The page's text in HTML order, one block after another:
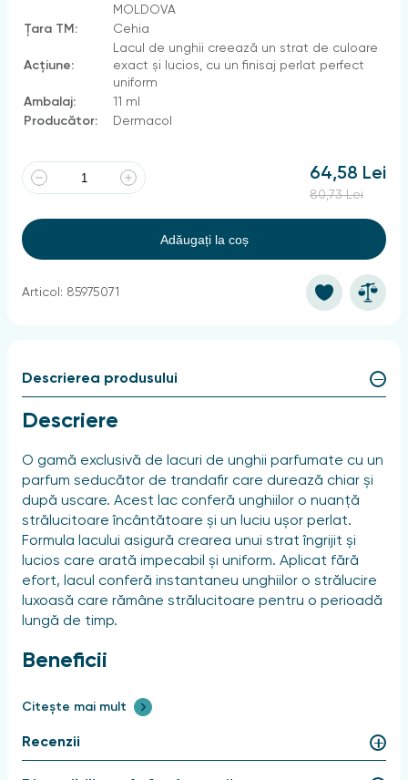
MOLDOVA
Țara TM:
Cehia
Acțiune:
Lacul de unghii creează un strat de culoare
exact și lucios, cu un finisaj perlat perfect
uniform
Ambalaj:
11 ml
Producător:
Dermacol
64,58 Lei
80,73 Lei
Adăugați la coș
Articol: 85975071
Descrierea produsului
Descriere
O gamă exclusivă de lacuri de unghii parfumate cu un
parfum seducător de trandafir care durează chiar și
după uscare. Acest lac conferă unghiilor o nuanță
strălucitoare încântătoare și un luciu ușor perlat.
Formula lacului asigură crearea unui strat îngrijit și
lucios care arată impecabil și uniform. Aplicat fără
efort, lacul conferă instantaneu unghiilor o strălucire
luxoasă care rămâne strălucitoare pentru o perioadă
lungă de timp.
Beneficii
Lacul are o textură de lungă durată și un parfum
rafinat de trandafir.
Utilizare
Citește mai mult
Recenzii